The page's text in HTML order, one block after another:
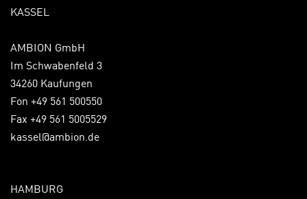
KASSEL
AMBION GmbH
Im Schwabenfeld 3
34260 Kaufungen
Fon +49 561 500550
Fax +49 561 5005529
kassel@ambion.de
HAMBURG